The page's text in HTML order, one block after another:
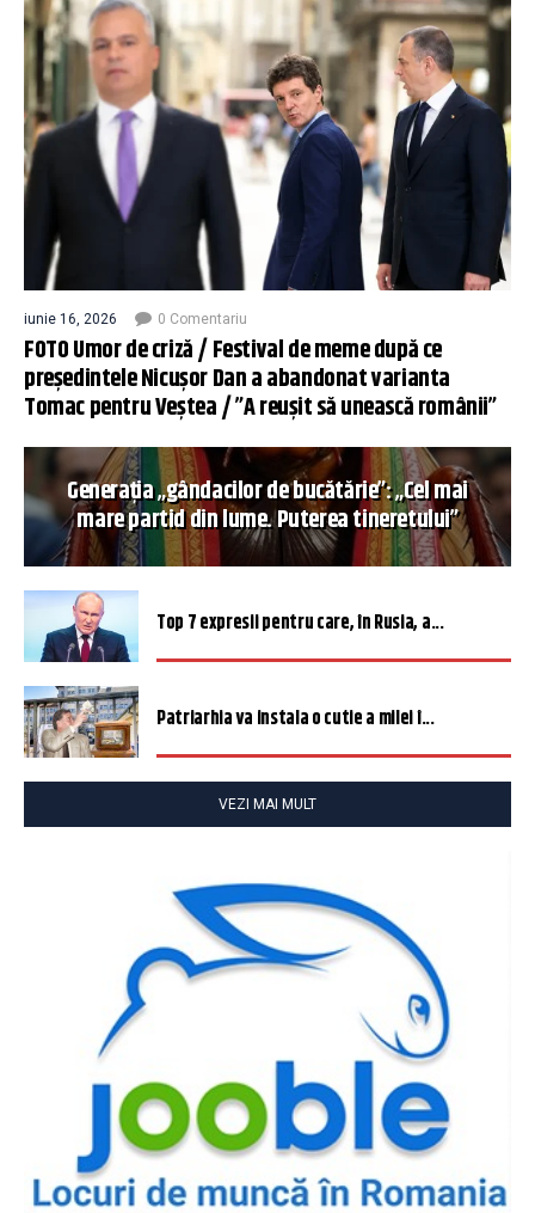
iunie 16, 2026 0 Comentariu
FOTO Umor de criză / Festival de meme după ce
președintele Nicușor Dan a abandonat varianta
Tomac pentru Veștea / ”A reușit să unească românii”
Generația „gândacilor de bucătărie”: „Cel mai
mare partid din lume. Puterea tineretului”
Top 7 expresii pentru care, în Rusia, a...
Patriarhia va instala o cutie a milei î...
VEZI MAI MULT